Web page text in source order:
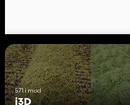
571 i mod
i3D